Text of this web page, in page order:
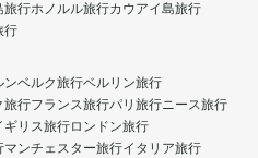
旅行ホノルル旅行カウアイ島旅行
行
ンベルク旅行ベルリン旅行
旅行フランス旅行パリ旅行ニース旅行
ギリス旅行ロンドン旅行
マンチェスター旅行イタリア旅行